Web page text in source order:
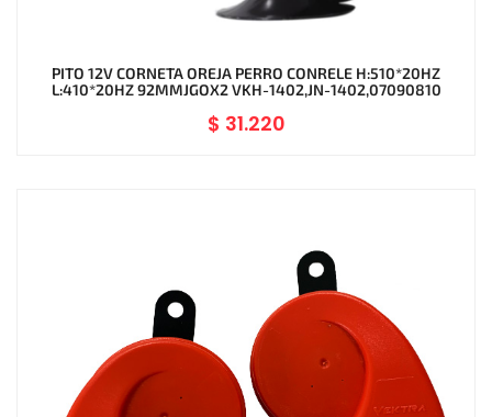
PITO 12V CORNETA OREJA PERRO CONRELE H:510*20HZ
L:410*20HZ 92MMJGOX2 VKH-1402,JN-1402,07090810
$ 31.220